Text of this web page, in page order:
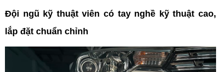
Đội ngũ kỹ thuật viên có tay nghề kỹ thuật cao,
lắp đặt chuẩn chỉnh